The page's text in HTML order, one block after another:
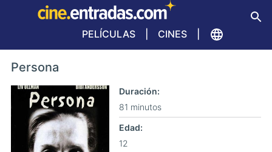
PELÍCULAS CINES
Persona
Duración
81 minutos
Edad
12